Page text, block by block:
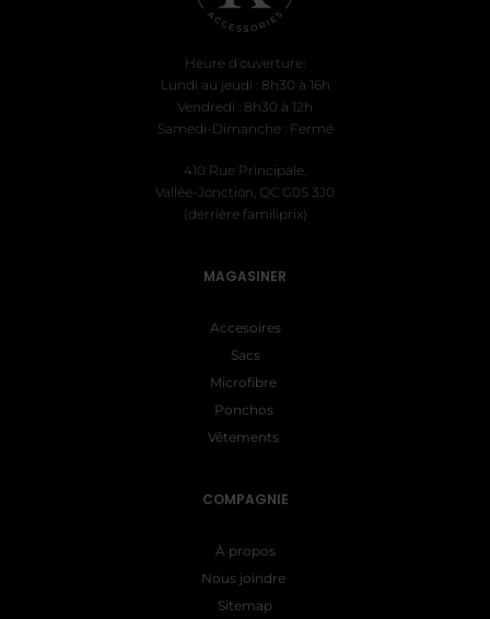
Heure d'ouverture:
Lundi au jeudi : 8h30 à 16h
Vendredi : 8h30 à 12h
Samedi-Dimanche : Fermé
410 Rue Principale,
Vallée-Jonction, QC G0S 3J0
(derrière familiprix)
MAGASINER
Accesoires
Sacs
Microfibre
Ponchos
Vêtements
COMPAGNIE
À propos
Nous joindre
Sitemap